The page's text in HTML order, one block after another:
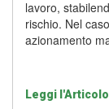
lavoro,
rischio. Nel
azionamento
Leggi l'Articolo